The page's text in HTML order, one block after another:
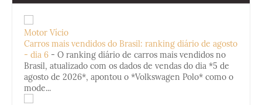
Motor Vício
Carros mais vendidos do Brasil: ranking diário de agosto
- dia 6 - O ranking diário de carros mais vendidos no
Brasil, atualizado com os dados de vendas do dia *5 de
agosto de 2026*, apontou o *Volkswagen Polo* como o
mode...